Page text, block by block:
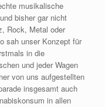
musikalische
bisher gar nicht
Rock, Metal oder
sah unser Konzept für
in die
und jeder Wagen
von uns aufgestellten
insgesamt auch
in allen